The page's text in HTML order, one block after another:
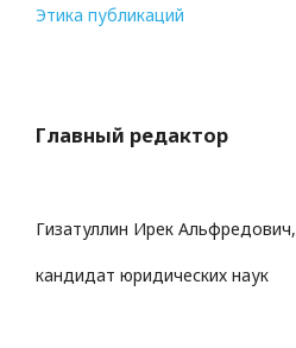
Этика публикаций
Главный редактор
Гизатуллин Ирек Альфредович,
кандидат юридических наук